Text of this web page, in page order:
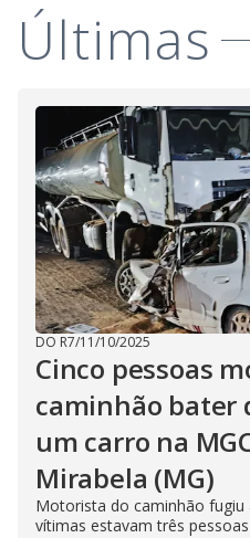
e
Últimas
DO R7/11/10/2025
Cinco pessoas
caminhão bater
um carro na
Mirabela (MG)
Motorista do caminhão fugiu
vítimas estavam três